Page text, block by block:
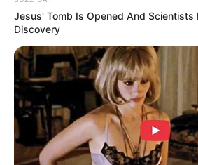
3. Saat bernyanyi di atas panggung
Jesus' Tomb Is Opened And Scientists
Discovery